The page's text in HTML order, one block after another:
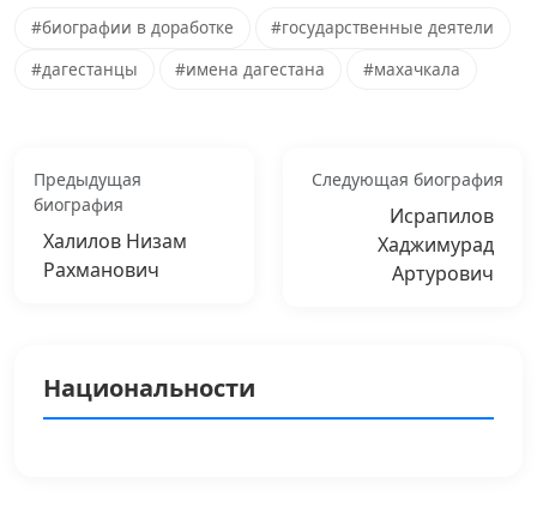
#биографии в доработке
#государственные деятели
#дагестанцы
#имена дагестана #махачкала
Предыдущая
биография
Халилов Низам
Рахманович
Следующая биография
Исрапилов
Хаджимурад
Артурович
Национальности